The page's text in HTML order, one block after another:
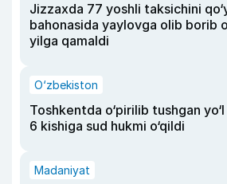
Jizzaxda 77 yoshli taksichini
bahonasida yaylovga olib borib
yilga qamaldi
O‘zbekiston
Toshkentda o‘pirilib tushgan
6 kishiga sud hukmi o‘qildi
Madaniyat